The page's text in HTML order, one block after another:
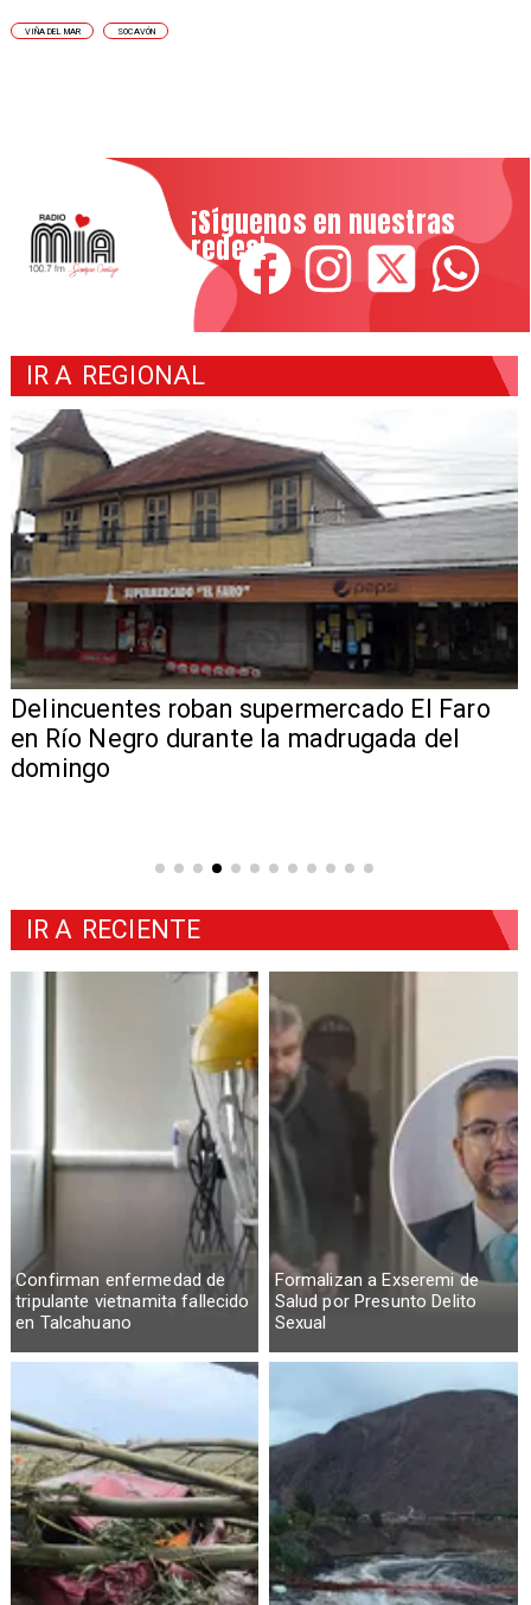
VIÑA DEL MAR SOCAVÓN
¡Síguenos en nuestras
redes!
IR A REGIONAL
Delincuentes roban supermercado El Faro
en Río Negro durante la madrugada del
domingo
Confirman enfermedad de
tripulante vietnamita fallecido
en Talcahuano
Formalizan a Exseremi de
Salud por Presunto Delito
Sexual
IR A RECIENTE